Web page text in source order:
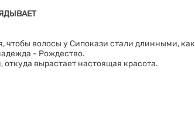
чтобы волосы у Сипокази стали длинными, как
- Рождество.
вырастает настоящая красота.